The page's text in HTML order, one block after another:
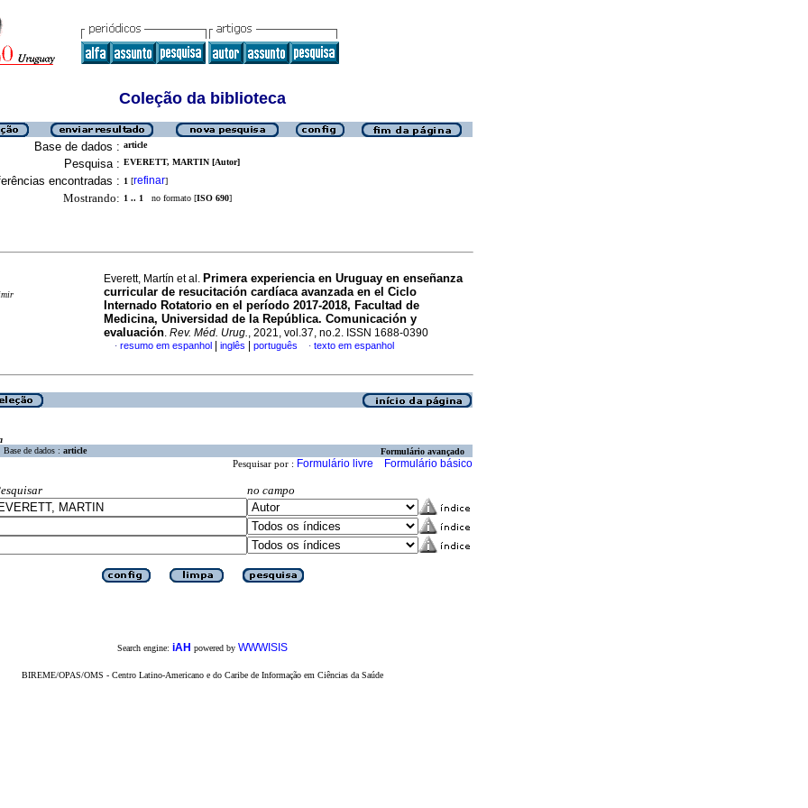
Coleção da biblioteca
Base de dados : article
Pesquisa : EVERETT, MARTIN [Autor]
encontradas : 1 [refinar]
Mostrando: 1 .. 1 no formato [ISO 690]
Everett, Martín et al. Primera experiencia en Uruguay en enseñanza
curricular de resucitación cardíaca avanzada en el Ciclo
Internado Rotatorio en el período 2017-2018, Facultad de
Medicina, Universidad de la República. Comunicación y
evaluación. Rev. Méd. Urug., 2021, vol.37, no.2. ISSN 1688-0390
· resumo em espanhol inglês português · texto em espanhol
Base de dados : article Formulário avançado
Pesquisar por : Formulário livre Formulário básico
no campo
Search engine: iAH powered by WWWISIS
BIREME/OPAS/OMS - Centro Latino-Americano e do Caribe de Informação em Ciências da Saúde